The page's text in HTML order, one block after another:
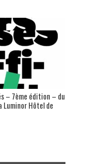
– 7ème édition – du
Luminor Hôtel de